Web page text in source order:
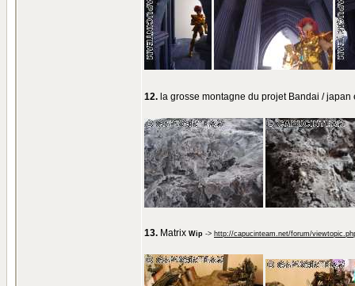
12. la grosse montagne du projet Bandai /
13. Matrix Wip -> http://capucinteam.net/forum/